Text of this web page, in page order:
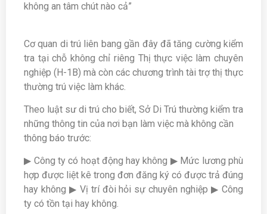
không an tâm chút nào cả”
Cơ quan di trú liên bang gần đây đã tăng cường kiểm
tra tại chỗ không chỉ riêng Thị thực việc làm chuyên
nghiệp (H-1B) mà còn các chương trình tài trợ thị thực
thường trú việc làm khác.
Theo luật sư di trú cho biết, Sở Di Trú thường kiểm tra
những thông tin của nơi bạn làm việc mà không cần
thông báo trước:
▶ Công ty có hoạt động hay không ▶ Mức lương phù
hợp được liệt kê trong đơn đăng ký có được trả đúng
hay không ▶ Vị trí đòi hỏi sự chuyên nghiệp ▶ Công
ty có tồn tại hay không.